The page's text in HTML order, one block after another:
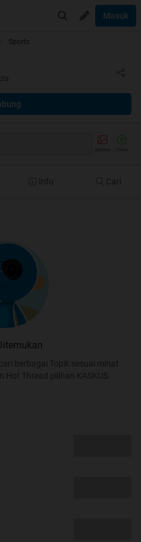
Masuk
Sports
Info Cari
berbagai Topik sesuai minat
Thread pilihan KASKUS.